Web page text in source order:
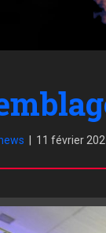
11 février